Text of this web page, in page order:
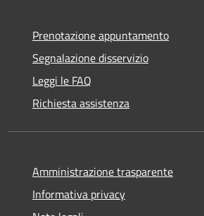
Prenotazione appuntamento
Segnalazione disservizio
Leggi le FAQ
Richiesta assistenza
Amministrazione trasparente
Informativa privacy